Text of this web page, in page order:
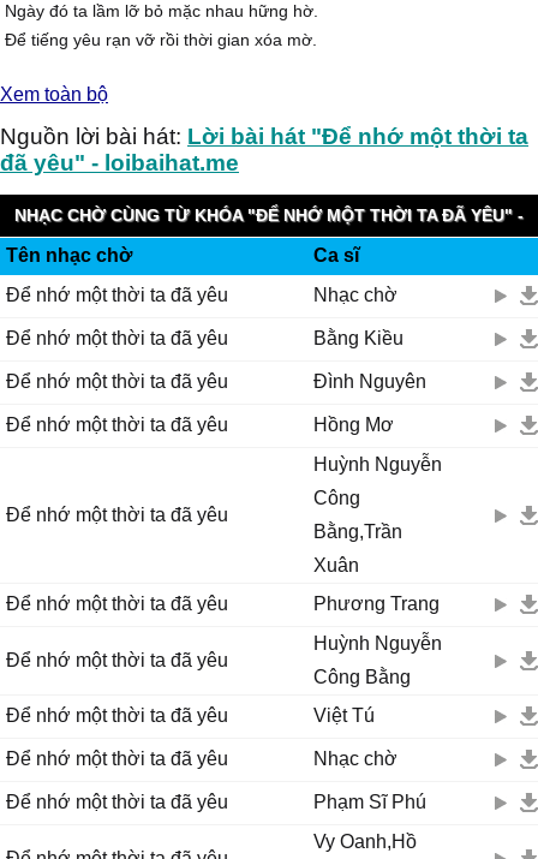
Ngày đó ta lầm lỡ bỏ mặc nhau hững hờ.
Để tiếng yêu rạn vỡ rồi thời gian xóa mờ.
Nhận ra hai đứa, không còn nhau...
Cuộc sống luôn vội vã với bao nghiệt ngã...
Một bước chân trượt ngã đã trôi thật dài.
Lạc mất nhau ngày mai.
Còn mãi khung trời đó mình gặp nhau lúc đầu.
Ngày tháng thơ mộng đó cùng niềm vui nỗi sầu.
Để nhớ một thời ta đã yêu.
Cuộn mình trong nỗi nhớ cho đến bao giờ.
Thì thôi ta đã hết chờ nhau sẽ về.
Mùa xuân nay đã chết vàng phai não nề.
Để lại bao hối tiếc khi khắc tên người.
Gọi mãi trong đêm buồn...
2. Cuộc sống luôn vội vã với bao nghiệt ngã...
Xô cuốn ta miệt mài...
Một bước chân trượt ngã đã trôi thật dài.
Lạc mất nhau ngày mai.
Xem toàn bộ
Nguồn lời bài hát: Lời bài hát "Để nhớ một thời ta
đã yêu" - loibaihat.me
NHẠC CHỜ CÙNG TỪ KHÓA "ĐỂ NHỚ MỘT THỜI TA ĐÃ YÊU" -
VINAPHONE RINGTUNES
Tên nhạc chờ
Ca sĩ
Để nhớ một thời ta đã yêu
Nhạc chờ
Để nhớ một thời ta đã yêu Bằng Kiều
Để nhớ một thời ta đã yêu Đình Nguyên
Để nhớ một thời ta đã yêu Hồng Mơ
Để nhớ một thời ta đã yêu
Huỳnh Nguyễn
Công
Bằng,Trần
Xuân
Để nhớ một thời ta đã yêu
Phương Trang
Để nhớ một thời ta đã yêu
Huỳnh Nguyễn
Công Bằng
Để nhớ một thời ta đã yêu
Việt Tú
Để nhớ một thời ta đã yêu Nhạc chờ
Để nhớ một thời ta đã yêu Phạm Sĩ Phú
Vy Oanh,Hồ